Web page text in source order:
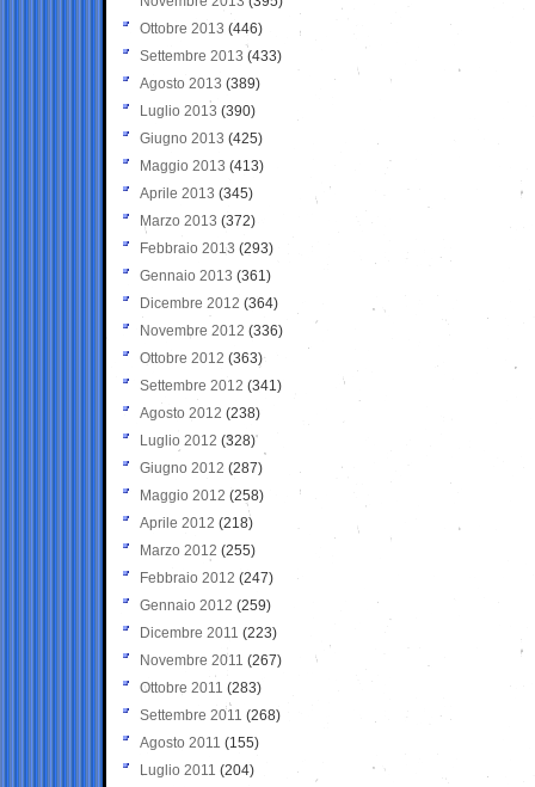
Ottobre 2013 (446)
Settembre 2013 (433)
Agosto 2013 (389)
Luglio 2013 (390)
Giugno 2013 (425)
Maggio 2013 (413)
Aprile 2013 (345)
Marzo 2013 (372)
Febbraio 2013 (293)
Gennaio 2013 (361)
Dicembre 2012 (364)
Novembre 2012 (336)
Ottobre 2012 (363)
Settembre 2012 (341)
Agosto 2012 (238)
Luglio 2012 (328)
Giugno 2012 (287)
Maggio 2012 (258)
Aprile 2012 (218)
Marzo 2012 (255)
Febbraio 2012 (247)
Gennaio 2012 (259)
Dicembre 2011 (223)
Novembre 2011 (267)
Ottobre 2011 (283)
Settembre 2011 (268)
Agosto 2011 (155)
Luglio 2011 (204)